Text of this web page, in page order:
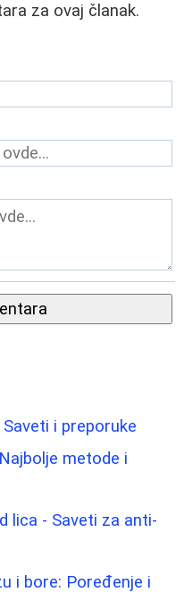
za ovaj članak.
i preporuke
metode i
lica - Saveti za anti-
i bore: Poređenje i